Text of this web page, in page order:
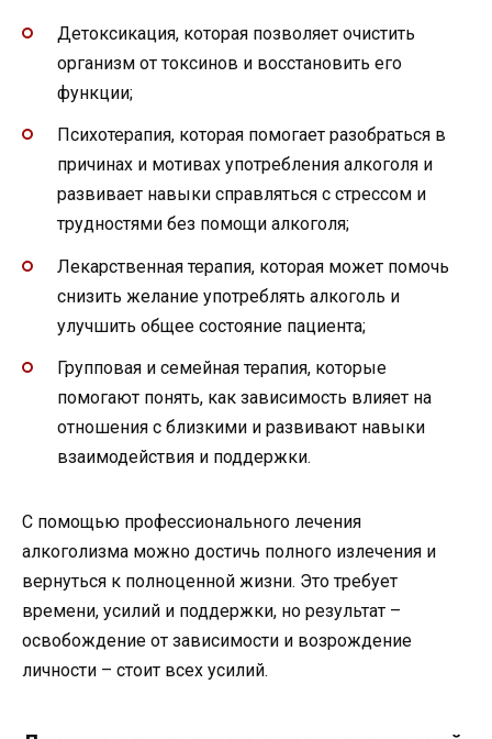
Детоксикация, которая позволяет очистить
организм от токсинов и восстановить его
функции;
Психотерапия, которая помогает разобраться в
причинах и мотивах употребления алкоголя и
развивает навыки справляться с стрессом и
трудностями без помощи алкоголя;
Лекарственная терапия, которая может помочь
снизить желание употреблять алкоголь и
улучшить общее состояние пациента;
Групповая и семейная терапия, которые
помогают понять, как зависимость влияет на
отношения с близкими и развивают навыки
взаимодействия и поддержки.
С помощью профессионального лечения
алкоголизма можно достичь полного излечения и
вернуться к полноценной жизни. Это требует
времени, усилий и поддержки, но результат –
освобождение от зависимости и возрождение
личности – стоит всех усилий.